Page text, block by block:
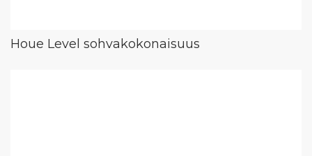
Houe Level sohvakokonaisuus